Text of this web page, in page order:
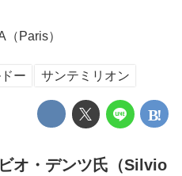
Paris）
ー サンテミリオン
オ・デンツ氏（Silvio